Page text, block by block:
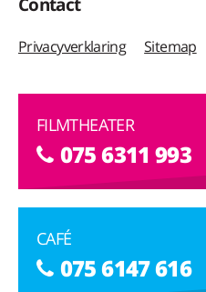
Privacyverklaring Sitemap
FILMTHEATER
075 6311 993
CAFÉ
075 6147 616